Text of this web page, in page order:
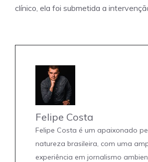
clínico, ela foi submetida a
Felipe Costa
Felipe Costa é um apaixonado
natureza brasileira, com uma
experiência em jornalismo